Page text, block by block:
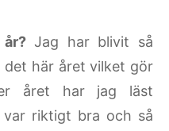
Jag har blivit så
här året vilket gör
året har jag läst
var riktigt bra och så